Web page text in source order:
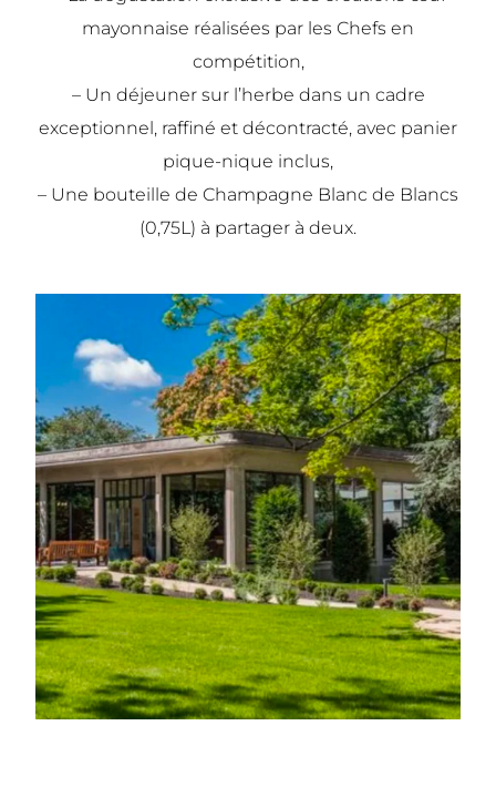
mayonnaise réalisées par les Chefs en
compétition,
– Un déjeuner sur l’herbe dans un cadre
exceptionnel, raffiné et décontracté, avec panier
pique-nique inclus,
– Une bouteille de Champagne Blanc de Blancs
(0,75L) à partager à deux.